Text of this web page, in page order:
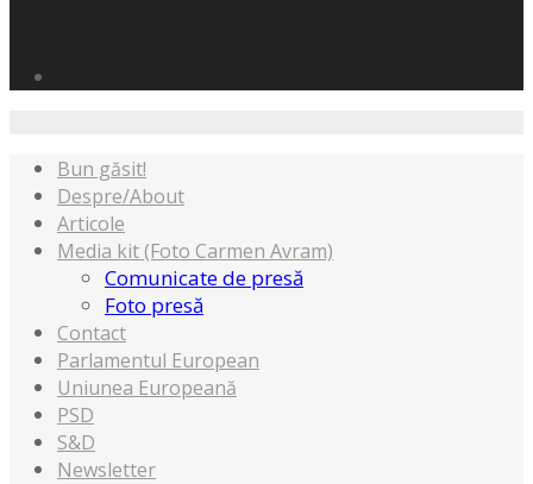
Bun găsit!
Despre/About
Articole
Media kit (Foto Carmen Avram)
Comunicate de presă
Foto presă
Contact
Parlamentul European
Uniunea Europeană
PSD
S&D
Newsletter